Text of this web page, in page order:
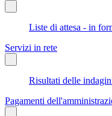
Liste di attesa - in
Servizi in rete
Risultati delle
Pagamenti